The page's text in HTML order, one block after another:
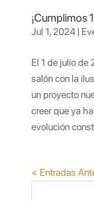
¡Cumplimos
Jul 1, 2024|
El 1 de julio de
salón con la
un proyecto
creer que ya
evolución
« Entradas